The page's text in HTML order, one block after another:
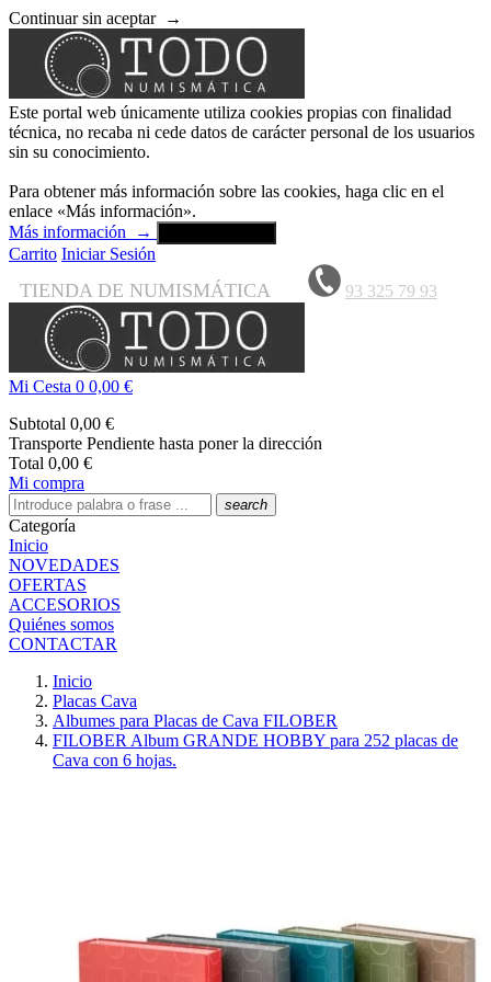
Continuar sin aceptar →
Este portal web únicamente utiliza cookies propias con finalidad
técnica, no recaba ni cede datos de carácter personal de los usuarios
sin su conocimiento.
Para obtener más información sobre las cookies, haga clic en el
enlace «Más información».
Más información
→
Carrito Iniciar Sesión
TIENDA DE NUMISMÁTICA 93 325 79 93
Mi Cesta 0 0,00 €
Subtotal 0,00 €
Transporte Pendiente hasta poner la dirección
Total 0,00 €
Mi compra
search
Categoría
Inicio
NOVEDADES
OFERTAS
ACCESORIOS
Quiénes somos
CONTACTAR
Inicio
Placas Cava
Albumes para Placas de Cava FILOBER
FILOBER Album GRANDE HOBBY para 252 placas de
Cava con 6 hojas.